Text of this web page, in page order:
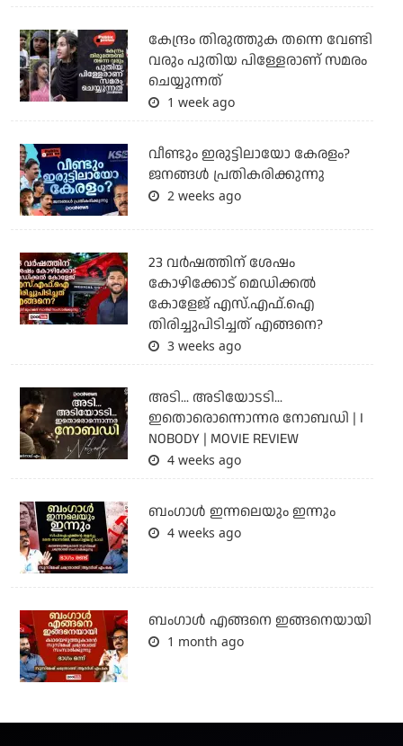
കേന്ദ്രം തിരുത്തുക തന്നെ വേണ്ടി
വരും പുതിയ പിള്ളേരാണ് സമരം
ചെയ്യുന്നത്
1 week ago
വീണ്ടും ഇരുട്ടിലായോ കേരളം?
ജനങ്ങൾ പ്രതികരിക്കുന്നു
2 weeks ago
23 വർഷത്തിന് ശേഷം
കോഴിക്കോട് മെഡിക്കൽ
കോളേജ് എസ്.എഫ്.ഐ
തിരിച്ചുപിടിച്ചത് എങ്ങനെ?
3 weeks ago
അടി... അടിയോടടി...
ഇതൊരൊന്നൊന്നര നോബഡി | I
NOBODY | MOVIE REVIEW
4 weeks ago
ബംഗാള്‍ ഇന്നലെയും ഇന്നും
4 weeks ago
ബം​ഗാൾ എങ്ങനെ ഇങ്ങനെയായി
1 month ago